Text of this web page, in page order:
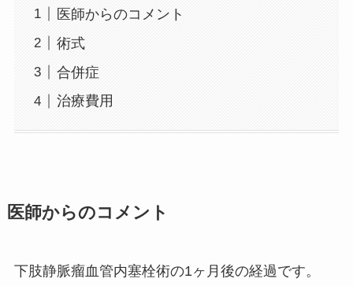
医師からのコメント
術式
合併症
治療費用
医師からのコメント
下肢静脈瘤血管内塞栓術の1ヶ月後の経過です。